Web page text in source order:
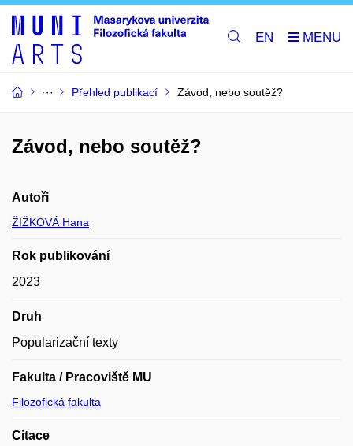
EN
Přehled publikací Závod, nebo soutěž?
Závod, nebo soutěž?
Autoři
ŽIŽKOVÁ Hana
Rok publikování
2023
Druh
Popularizační texty
Fakulta / Pracoviště MU
Filozofická fakulta
Citace